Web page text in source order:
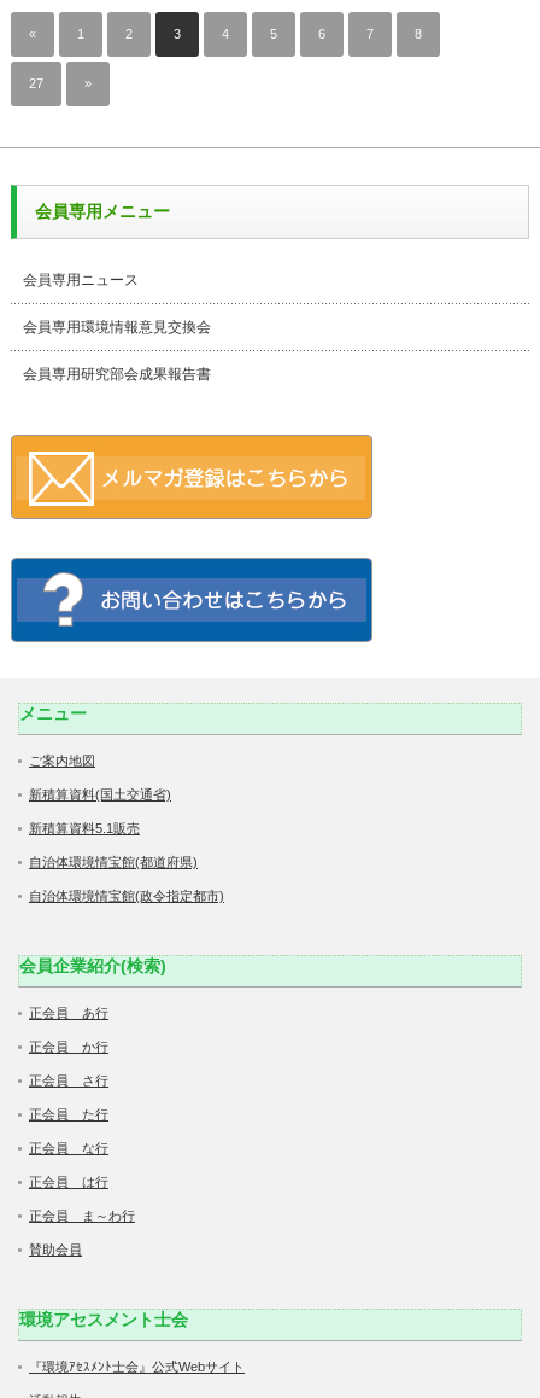
« 1 2 3 4 5 6 7 8
27 »
会員専用メニュー
会員専用ニュース
会員専用環境情報意見交換会
会員専用研究部会成果報告書
メニュー
ご案内地図
新積算資料(国土交通省)
新積算資料5.1販売
自治体環境情宝館(都道府県)
自治体環境情宝館(政令指定都市)
会員企業紹介(検索)
正会員 あ行
正会員 か行
正会員 さ行
正会員 た行
正会員 な行
正会員 は行
正会員 ま～わ行
賛助会員
環境アセスメント士会
『環境ｱｾｽﾒﾝﾄ士会』公式Webサイト